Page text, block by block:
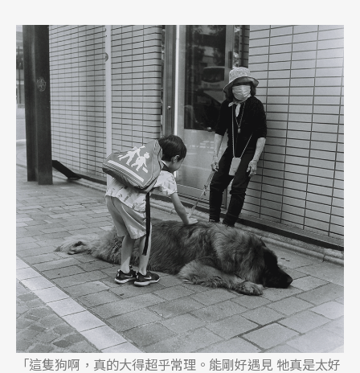
「這隻狗啊，真的大得超乎常理。能剛好遇見 牠真是太好